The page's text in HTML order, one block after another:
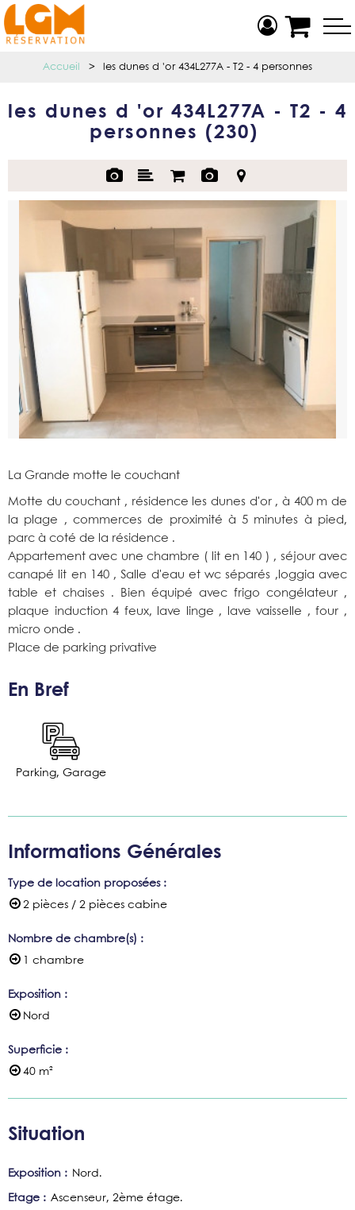
Accueil > les dunes d 'or 434L277A - T2 - 4 personnes
les dunes d 'or 434L277A - T2 - 4
personnes (230 )
La Grande motte le couchant
Motte du couchant , résidence les dunes d'or , à 400 m de
la plage , commerces de proximité à 5 minutes à pied,
parc à coté de la résidence .
Appartement avec une chambre ( lit en 140 ) , séjour avec
canapé lit en 140 , Salle d'eau et wc séparés ,loggia avec
table et chaises . Bien équipé avec frigo congélateur ,
plaque induction 4 feux, lave linge , lave vaisselle , four ,
micro onde .
Place de parking privative
En Bref
Parking, Garage
Informations Générales
Type de location proposées :
2 pièces / 2 pièces cabine
Nombre de chambre(s) :
1 chambre
Exposition :
Nord
Superficie :
40 m²
Situation
Exposition : Nord
Etage : Ascenseur 2ème étage